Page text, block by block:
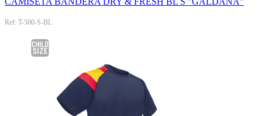
Ref: T-500-S-BL